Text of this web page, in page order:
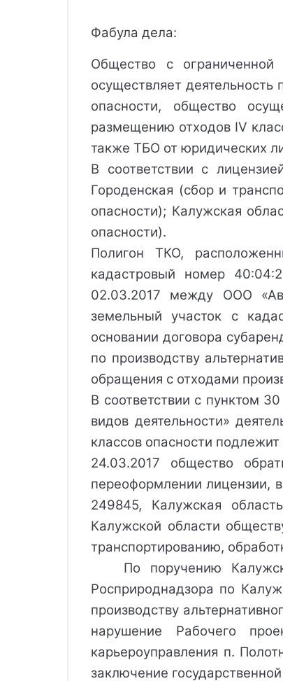
Фабула дела:
Общество с ограниченной
осуществляет
опасности, общество
размещению отходов IV
также ТБО от юридических
В соответствии с
Городенская (сбор и
опасности); Калужская
опасности).
Полигон ТКО,
кадастровый номер
02.03.2017 между ООО
земельный участок с
основании договора
по производству
обращения с отходами
В соответствии с пунктом
видов деятельности»
классов опасности
24.03.2017 общество
переоформлении лицензии,
249845, Калужская
Калужской области
транспортированию,
По поручению
Росприроднадзора по
производству
нарушение Рабочего
карьероуправления п.
заключение